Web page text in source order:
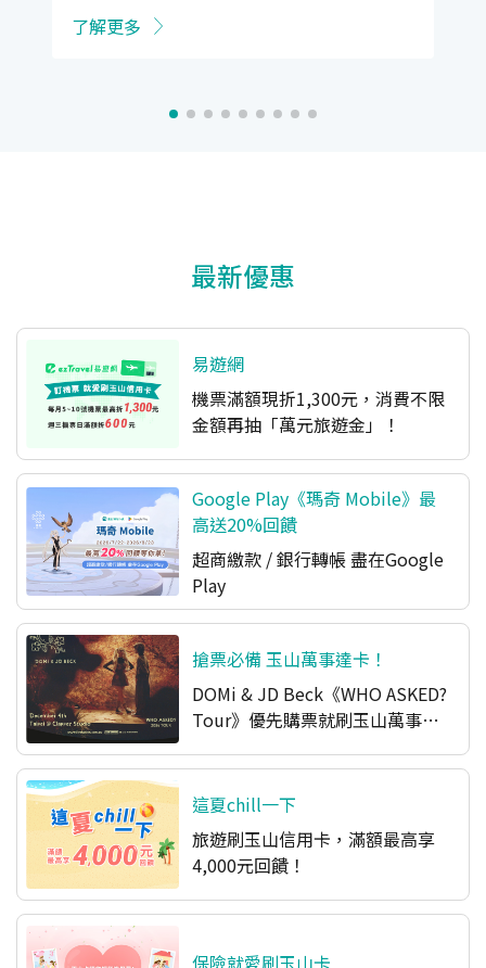
了解更多
最新優惠
易遊網
機票滿額現折1,300元，消費不限
金額再抽「萬元旅遊金」！
Google Play《瑪奇 Mobile》最
高送20%回饋
超商繳款 / 銀行轉帳 盡在Google
Play​
搶票必備 玉山萬事達卡！
DOMi & JD Beck《WHO ASKED?
Tour》優先購票就刷玉山萬事達
這夏chill一下
旅遊刷玉山信用卡，滿額最高享
4,000元回饋！